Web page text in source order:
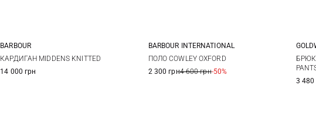
XS S M
BARBOUR
КАРДИГАН MIDDENS KNITTED
14 000 грн
M L
BARBOUR INTERNATIONAL
ПОЛО COWLEY OXFORD
2 300 грн4 600 грн-50%
S
3 480